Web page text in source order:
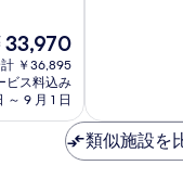
33,970
￥36,895
ビス料込み
～ 9 月 1 日
素
晴
ら
類似施設を